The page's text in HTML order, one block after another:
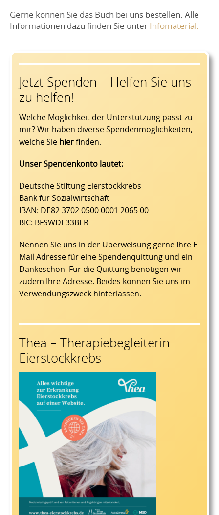
Gerne können Sie das Buch bei uns bestellen. Alle
Informationen dazu finden Sie unter Infomaterial.
Jetzt Spenden – Helfen Sie uns
zu helfen!
Welche Möglichkeit der Unterstützung passt zu
mir? Wir haben diverse Spendenmöglichkeiten,
welche Sie hierfinden.
Unser Spendenkonto lautet:
Deutsche Stiftung Eierstockkrebs
Bank für Sozialwirtschaft
IBAN: DE82 3702 0500 0001 2065 00
BIC: BFSWDE33BER
Nennen Sie uns in der Überweisung gerne Ihre E-
Mail Adresse für eine Spendenquittung und ein
Dankeschön. Für die Quittung benötigen wir
zudem Ihre Adresse. Beides können Sie uns im
Verwendungszweck hinterlassen.
Thea – Therapiebegleiterin
Eierstockkrebs